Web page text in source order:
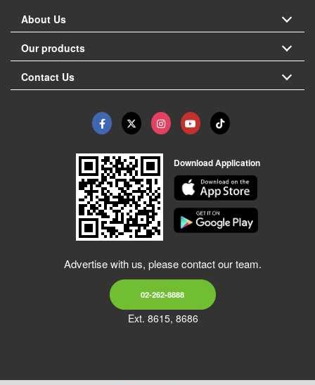
About Us
Our products
Contact Us
Download Application
Advertise with us, please contact our team.
02-262-8888
Ext. 8615, 8686